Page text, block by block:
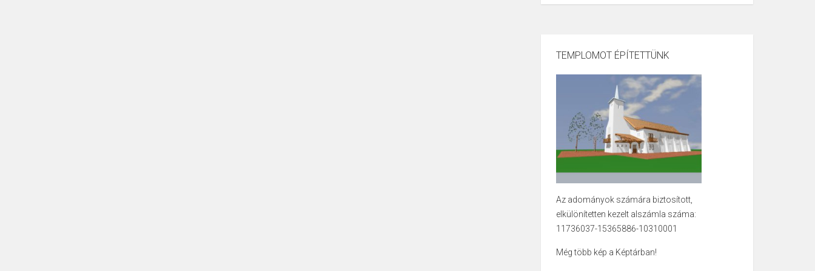
TEMPLOMOT ÉPÍTETTÜNK
Az adományok számára biztosított,
elkülönítetten kezelt alszámla száma:
11736037-15365886-10310001
Még több kép a Képtárban!